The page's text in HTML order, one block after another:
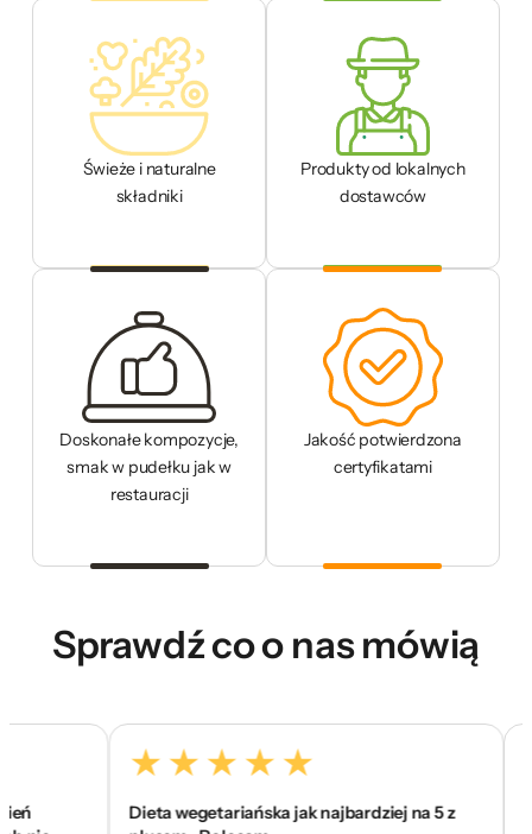
Świeże i naturalne
składniki
Produkty od lokalnych
dostawców
Doskonałe kompozycje,
smak w pudełku jak w
restauracji
Jakość potwierdzona
certyfikatami
Sprawdź co o nas mówią
Dieta wegetariańska jak najbardziej na 5 z